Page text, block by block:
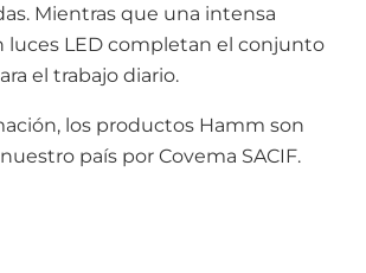
Mientras que una intensa
luces LED completan el conjunto
el trabajo diario.
los productos Hamm son
país por Covema SACIF.